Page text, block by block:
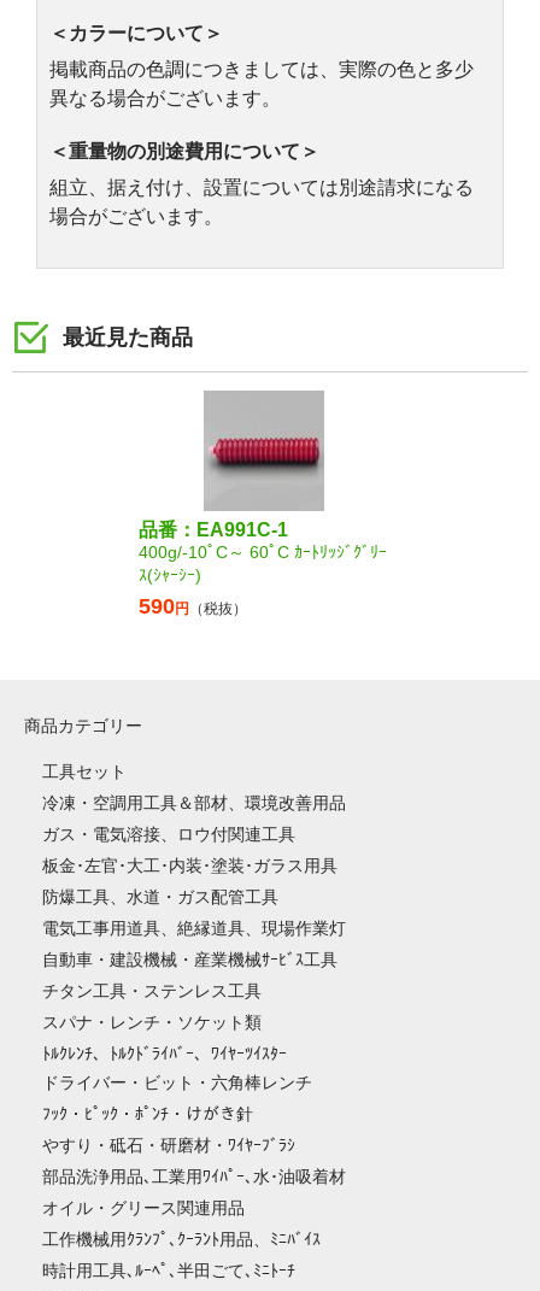
＜カラーについて＞
掲載商品の色調につきましては、実際の色と多少
異なる場合がございます。
＜重量物の別途費用について＞
組立、据え付け、設置については別途請求になる
場合がございます。
最近見た商品
品番：EA991C-1
400g/-10ﾟC～ 60ﾟC ｶｰﾄﾘｯｼﾞｸﾞﾘｰ
ｽ(ｼｬｰｼｰ)
590円 （税抜）
商品カテゴリー
工具セット
冷凍・空調用工具＆部材、環境改善用品
ガス・電気溶接、ロウ付関連工具
板金･左官･大工･内装･塗装･ガラス用具
防爆工具、水道・ガス配管工具
電気工事用道具、絶縁道具、現場作業灯
自動車・建設機械・産業機械ｻｰﾋﾞｽ工具
チタン工具・ステンレス工具
スパナ・レンチ・ソケット類
ﾄﾙｸﾚﾝﾁ、ﾄﾙｸﾄﾞﾗｲﾊﾞｰ、ﾜｲﾔｰﾂｲｽﾀｰ
ドライバー・ビット・六角棒レンチ
ﾌｯｸ・ﾋﾟｯｸ・ﾎﾟﾝﾁ・けがき針
やすり・砥石・研磨材・ﾜｲﾔｰﾌﾞﾗｼ
部品洗浄用品､工業用ﾜｲﾊﾟｰ､水･油吸着材
オイル・グリース関連用品
工作機械用ｸﾗﾝﾌﾟ､ｸｰﾗﾝﾄ用品、ﾐﾆﾊﾞｲｽ
時計用工具､ﾙｰﾍﾟ､半田ごて､ﾐﾆﾄｰﾁ